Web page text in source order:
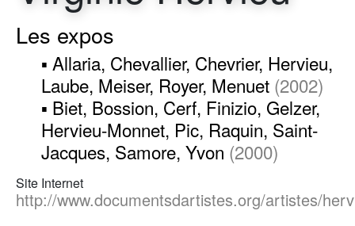
Les expos
▪ Allaria, Chevallier, Chevrier, Hervieu,
Laube, Meiser, Royer, Menuet (2002)
▪ Biet, Bossion, Cerf, Finizio, Gelzer,
Hervieu-Monnet, Pic, Raquin, Saint-
Jacques, Samore, Yvon (2000)
Site Internet
http://www.documentsdartistes.org/artistes/